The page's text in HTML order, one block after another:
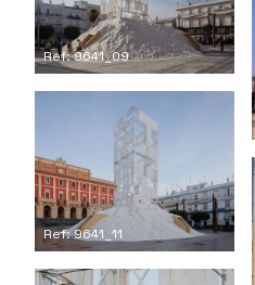
Ref: 9641_09
Ref: 9641_11